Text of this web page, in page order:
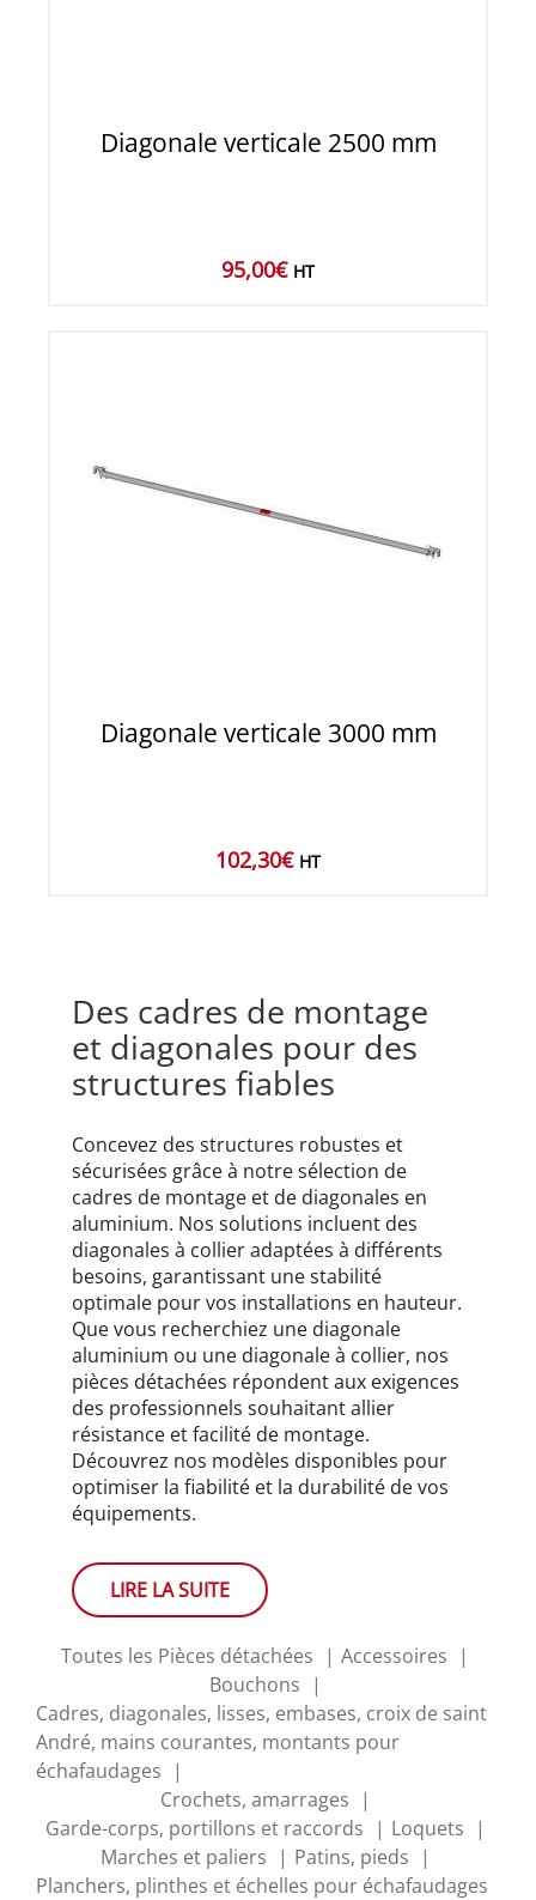
Diagonale verticale 2500 mm
95,00€ HT
Diagonale verticale 3000 mm
102,30€ HT
Des cadres de montage
et diagonales pour des
structures fiables
Concevez des structures robustes et
sécurisées grâce à notre sélection de
cadres de montage et de diagonales en
aluminium. Nos solutions incluent des
diagonales à collier adaptées à différents
besoins, garantissant une stabilité
optimale pour vos installations en hauteur.
Que vous recherchiez une diagonale
aluminium ou une diagonale à collier, nos
pièces détachées répondent aux exigences
des professionnels souhaitant allier
résistance et facilité de montage.
Découvrez nos modèles disponibles pour
optimiser la fiabilité et la durabilité de vos
équipements.
LIRE LA SUITE
Toutes les Pièces détachées
Accessoires
Bouchons
Cadres, diagonales, lisses, embases, croix de saint
André, mains courantes, montants pour
échafaudages
Crochets, amarrages
Garde-corps, portillons et raccords
Loquets
Marches et paliers
Patins, pieds
Planchers, plinthes et échelles pour échafaudages